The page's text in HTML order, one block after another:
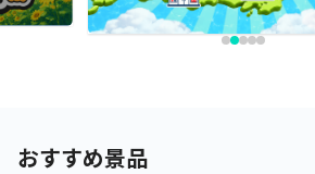
おすすめ景品